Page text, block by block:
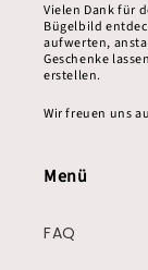
Vielen Dank für
Bügelbild
aufwerten,
Geschenke
erstellen.
Wir freuen uns
Menü
FAQ